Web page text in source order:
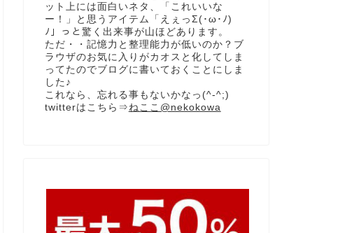
ット上には面白いネタ、「これいいな
ー！」と思うアイテム「えぇっΣ(･ω･ﾉ)
ﾉ」っと驚く出来事が山ほどあります。
ただ・・記憶力と整理能力が低いのか？ブ
ラウザのお気に入りがカオスと化してしま
ってたのでブログに書いておくことにしま
した♪
これなら、忘れる事もないかなっ(^-^;)
twitterはこちら⇒ねここ@nekokowa